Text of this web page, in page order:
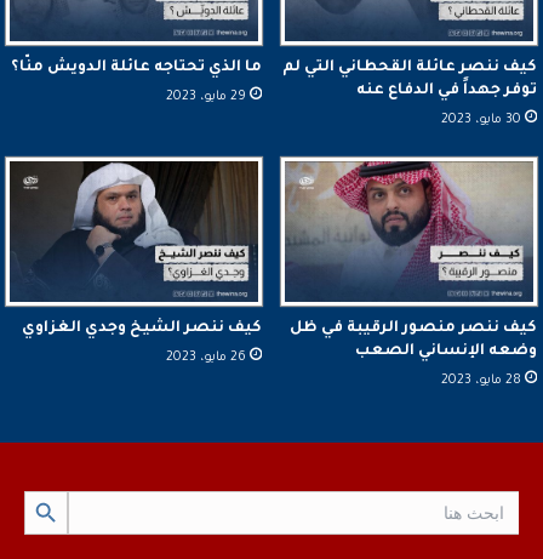
كيف ننصر عائلة القحطاني التي لم
توفر جهداً في الدفاع عنه
30 مايو، 2023
ما الذي تحتاجه عائلة الدويش منّا؟
29 مايو، 2023
كيف ننصر منصور الرقيبة في ظل
وضعه الإنساني الصعب
28 مايو، 2023
كيف ننصر الشيخ وجدي الغزاوي
26 مايو، 2023
Search
Search Button